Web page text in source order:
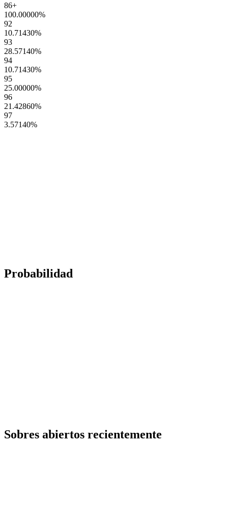
86+
100.00000%
92
10.71430%
93
28.57140%
94
10.71430%
95
25.00000%
96
21.42860%
97
3.57140%
Probabilidad
Sobres abiertos recientemente